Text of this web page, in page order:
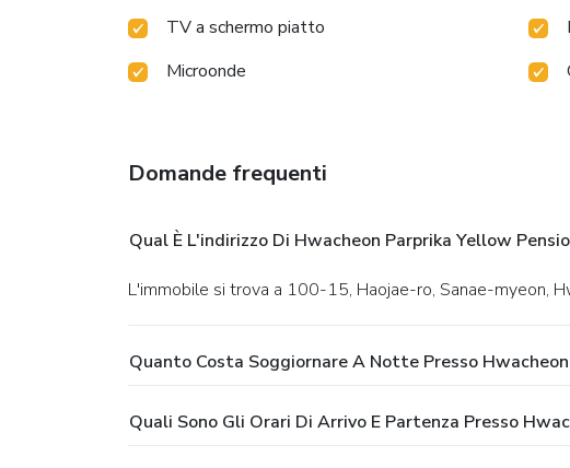
TV a schermo piatto
Microonde
Domande frequenti
Qual È L'indirizzo Di Hwacheon Parprika Yellow
L'immobile si trova a 100-15, Haojae-ro, Sanae-myeon,
Quanto Costa Soggiornare A Notte Presso
Quali Sono Gli Orari Di Arrivo E Partenza Presso